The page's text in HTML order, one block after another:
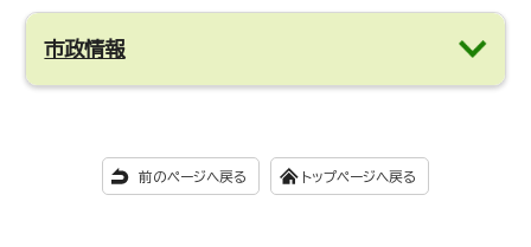
市政情報
前のページへ戻る トップページへ戻る